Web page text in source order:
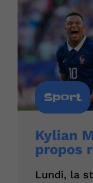
Sport
Kylian
propos
Lundi, la